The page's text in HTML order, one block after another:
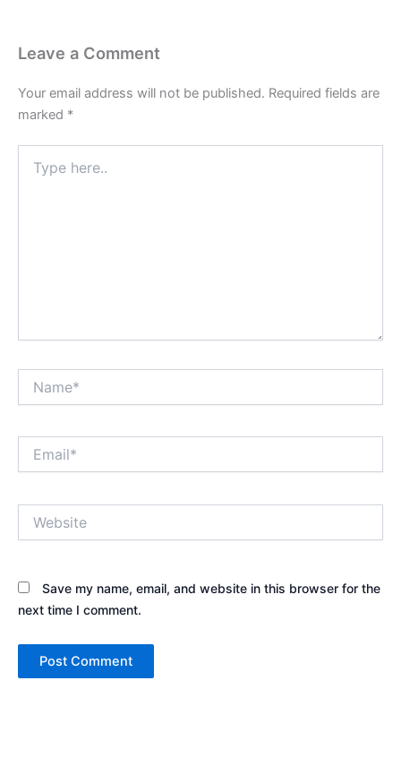
Leave a Comment
Your email address will not be published. Required fields are
marked *
here..
Save my name, email, and website in this browser for the
next time I comment.